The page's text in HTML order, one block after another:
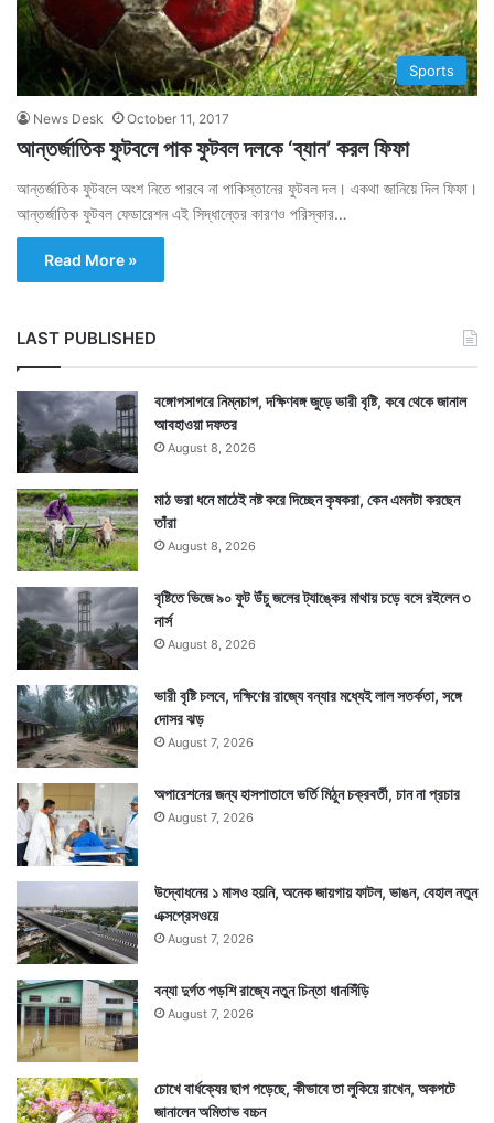
Sports
News Desk October 11, 2017
আন্তর্জাতিক ফুটবলে পাক ফুটবল দলকে ‘ব্যান’ করল ফিফা
আন্তর্জাতিক ফুটবলে অংশ নিতে পারবে না পাকিস্তানের ফুটবল দল। একথা জানিয়ে দিল ফিফা।
আন্তর্জাতিক ফুটবল ফেডারেশন এই সিদ্ধান্তের কারণও পরিস্কার…
Read More »
LAST PUBLISHED
বঙ্গোপসাগরে নিম্নচাপ, দক্ষিণবঙ্গ জুড়ে ভারী বৃষ্টি, কবে থেকে জানাল
আবহাওয়া দফতর
August 8, 2026
মাঠ ভরা ধনে মাঠেই নষ্ট করে দিচ্ছেন কৃষকরা, কেন এমনটা করছেন
তাঁরা
August 8, 2026
বৃষ্টিতে ভিজে ৯০ ফুট উঁচু জলের ট্যাঙ্কের মাথায় চড়ে বসে রইলেন ৩
নার্স
August 8, 2026
ভারী বৃষ্টি চলবে, দক্ষিণের রাজ্যে বন্যার মধ্যেই লাল সতর্কতা, সঙ্গে
দোসর ঝড়
August 7, 2026
অপারেশনের জন্য হাসপাতালে ভর্তি মিঠুন চক্রবর্তী, চান না প্রচার
August 7, 2026
উদ্বোধনের ১ মাসও হয়নি, অনেক জায়গায় ফাটল, ভাঙন, বেহাল নতুন
এক্সপ্রেসওয়ে
August 7, 2026
বন্যা দুর্গত পড়শি রাজ্যে নতুন চিন্তা ধানসিঁড়ি
August 7, 2026
চোখে বার্ধক্যের ছাপ পড়েছে, কীভাবে তা লুকিয়ে রাখেন, অকপটে
জানালেন অমিতাভ বচ্চন